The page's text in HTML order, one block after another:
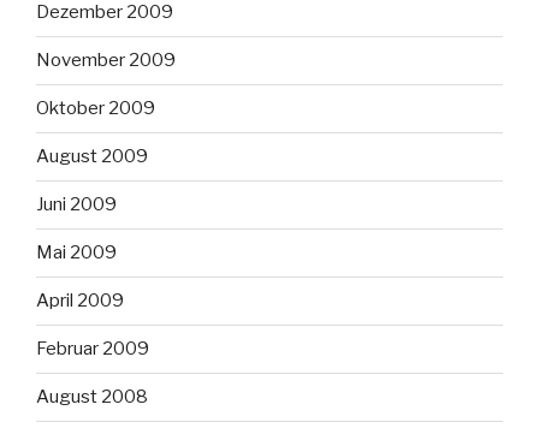
Dezember 2009
November 2009
Oktober 2009
August 2009
Juni 2009
Mai 2009
April 2009
Februar 2009
August 2008